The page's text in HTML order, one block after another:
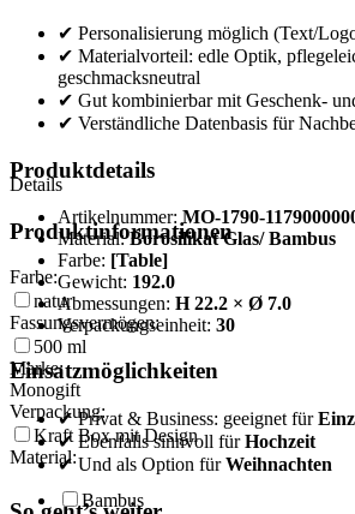
✔ Personalisierung möglich (Text/
✔ Materialvorteil: edle Optik,
geschmacksneutral
✔ Gut kombinierbar mit Geschenk-
✔ Verständliche Datenbasis für
Produktdetails
Artikelnummer: MO-1790-
Material:Borosilikat Glas/ Bambus
Farbe: [Table]
Gewicht: 192.0
Abmessungen: H 22.2 × Ø 7.0
Verpackungseinheit: 30
Einsatzmöglichkeiten
✔ Privat & Business: geeignet für
✔ Ebenfalls sinnvoll fürHochzeit
✔ Und als Option fürWeihnachten
Details
Produktinformationen
Farbe:
natur
Fassungsvermögen:
500 ml
Marke:
Monogift
Verpackung:
Kraft Box mit Design
Material:
Bambus